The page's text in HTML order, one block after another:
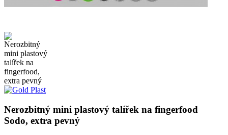
Nerozbitný mini plastový talířek na fingerfood
Sodo, extra pevný